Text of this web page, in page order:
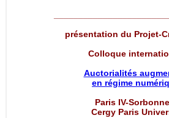
présentation du Projet-
Colloque
Auctorialités
en régime
Paris IV-
Cergy Paris